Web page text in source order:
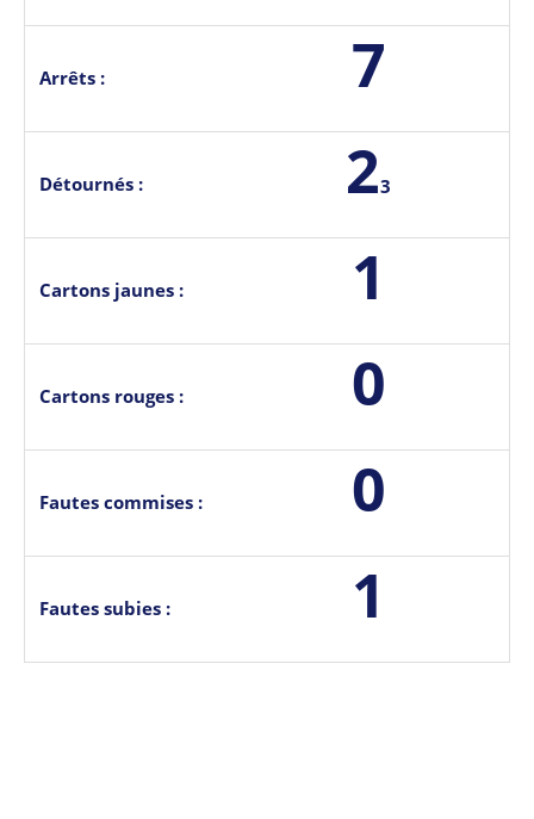
Arrêts : 7
Détournés : 23
Cartons jaunes : 1
Cartons rouges : 0
Fautes commises : 0
Fautes subies : 1